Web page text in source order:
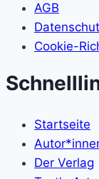
AGB
Cookie-
Startseite
Der Verlag